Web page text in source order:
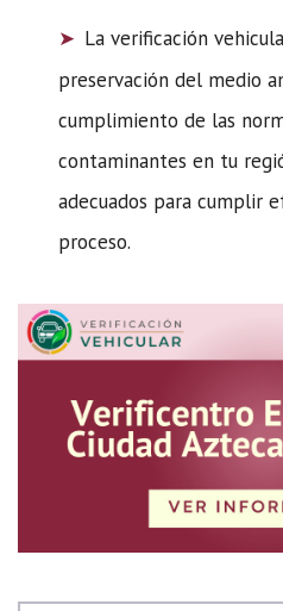
La verificación
preservación del medio
cumplimiento de las
contaminantes en tu
adecuados para cumplir
proceso.